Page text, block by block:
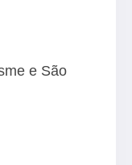
e São